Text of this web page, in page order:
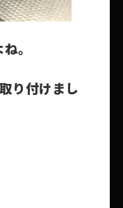
。
り付けまし